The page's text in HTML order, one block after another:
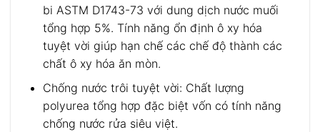
bi ASTM D1743-73 với dung dịch nước muối
tổng hợp 5%. Tính năng ổn định ô xy hóa
tuyệt vời giúp hạn chế các chế độ thành các
chất ô xy hóa ăn mòn.
Chống nước trôi tuyệt vời: Chất lượng
polyurea tổng hợp đặc biệt vốn có tính năng
chống nước rửa siêu việt.